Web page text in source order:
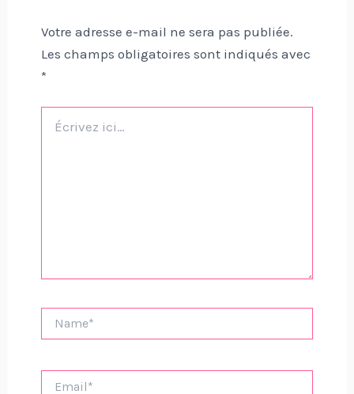
Votre adresse e-mail ne sera pas publiée.
Les champs obligatoires sont indiqués avec
*
ici…